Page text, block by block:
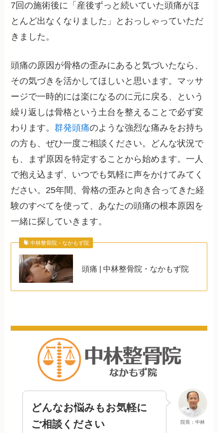
7回の施術後に「産後ずっと続いていた頭痛がほ
とんど出なくなりました」とおっしゃっていただ
きました。
頭痛の原因が骨格の歪みにあると気づいたなら、
その気づきを活かしてほしいと思います。マッサ
ージで一時的には楽になるのに元に戻る、という
繰り返しは骨格という土台を整えることで必ず変
わります。群発頭痛のような強烈な痛みをお持ち
の方も、ぜひ一度ご相談ください。どんな状況で
も、まず原因を特定することから始めます。一人
で抱え込まず、いつでも気軽に声をかけてみてく
ださい。25年間、骨格の歪みと向き合ってきた経
験のすべてを使って、あなたの頭痛の根本原因を
一緒に探していきます。
中林整骨院・なかもず院
頭痛 | 中林整骨院・なかもず院
院長：中林
どんなお悩みもお気軽に
ご相談ください